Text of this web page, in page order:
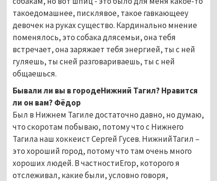
такоедомашнее, писклявое, такое гавкающееу
девочек на руках существо. Кардинально мнение
поменялось, это собака длясемьи, она тебя
встречает, она заряжает тебя энергией, ты с ней
гуляешь, ты сней разговариваешь, ты с ней
общаешься.
Бывали ли вы в городеНижний Тагил? Нравится
ли он вам? Фёдор
Был в Нижнем Тагиле достаточно давно, но думаю,
что скоротам побываю, потому что с Нижнего
Тагила наш хоккеист Сергей Гусев. НижнийТагил –
это хороший город, потому что там очень много
хороших людей. В частностиЕгор, которого я
отслеживал, какие были, условно говоря,